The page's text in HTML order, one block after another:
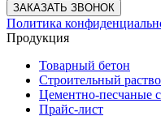
ЗАКАЗАТЬ ЗВОНОК
Политика
Продукция
Товарный бетон
Строительный
Цементно-песчаные
Прайс-лист